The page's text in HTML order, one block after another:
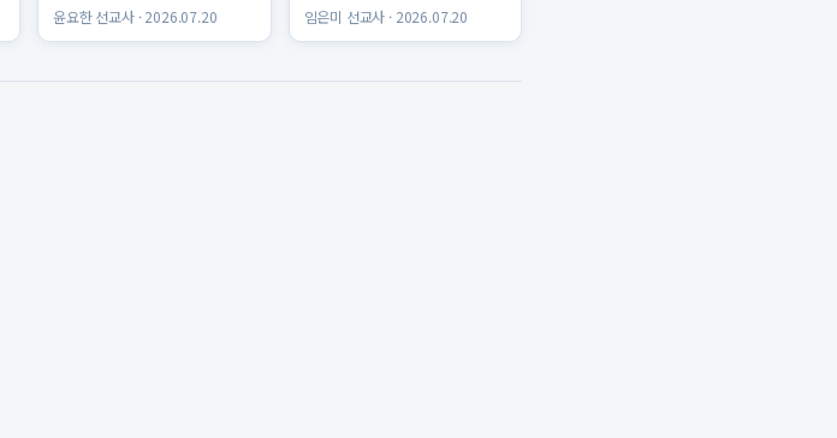
아'까지 윤요한 선교사
윤요한 선교사 · 2026.07.20
기 임은미 선교사
임은미 선교사 · 2026.07.20